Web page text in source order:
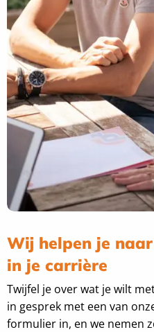
Wij helpen je
in je carrière
Twijfel je over wat je wilt
in gesprek met een van
formulier in, en we nemen